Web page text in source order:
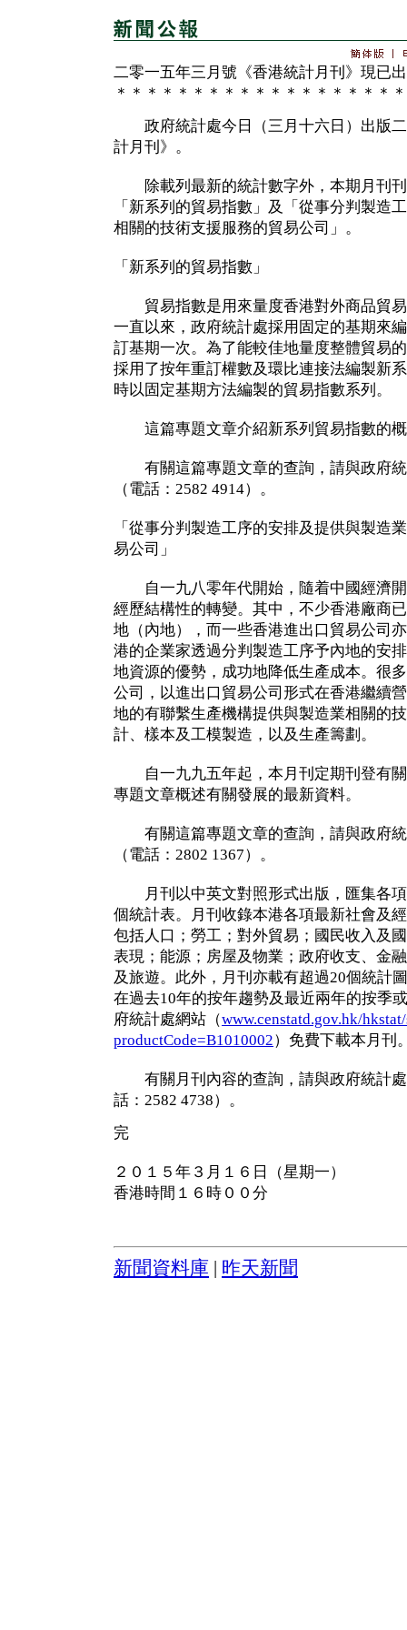
二零一五年三月號《香港統計月刊》現已
＊＊＊＊＊＊＊＊＊＊＊＊＊＊＊＊＊＊
政府統計處今日（三月十六日）出版二
計月刊》。
除載列最新的統計數字外，本期月刊刊
「新系列的貿易指數」及「從事分判製造
相關的技術支援服務的貿易公司」。
「新系列的貿易指數」
貿易指數是用來量度香港對外商品貿易
一直以來，政府統計處採用固定的基期來
訂基期一次。為了能較佳地量度整體貿易
採用了按年重訂權數及環比連接法編製新
時以固定基期方法編製的貿易指數系列。
這篇專題文章介紹新系列貿易指數的概
有關這篇專題文章的查詢，請與政府統
（電話：2582 4914）。
「從事分判製造工序的安排及提供與製造
易公司」
自一九八零年代開始，隨着中國經濟開
經歷結構性的轉變。其中，不少香港廠商
地（內地），而一些香港進出口貿易公司
港的企業家透過分判製造工序予內地的安
地資源的優勢，成功地降低生產成本。很
公司，以進出口貿易公司形式在香港繼續
地的有聯繫生產機構提供與製造業相關的
計、樣本及工模製造，以及生產籌劃。
自一九九五年起，本月刊定期刊登有關
專題文章概述有關發展的最新資料。
有關這篇專題文章的查詢，請與政府統
（電話：2802 1367）。
月刊以中英文對照形式出版，匯集各項
個統計表。月刊收錄本港各項最新社會及
包括人口；勞工；對外貿易；國民收入及
表現；能源；房屋及物業；政府收支、金
及旅遊。此外，月刊亦載有超過20個統計
在過去10年的按年趨勢及最近兩年的按季
府統計處網站（www.censtatd.gov.hk/
productCode=B1010002）免費下載本月刊
有關月刊內容的查詢，請與政府統計處
話：2582 4738）。
完
２０１５年３月１６日（星期一）
香港時間１６時００分
新聞資料庫 昨天新聞